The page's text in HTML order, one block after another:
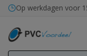
Ga naar de inhoud
Bezorging in binnen-